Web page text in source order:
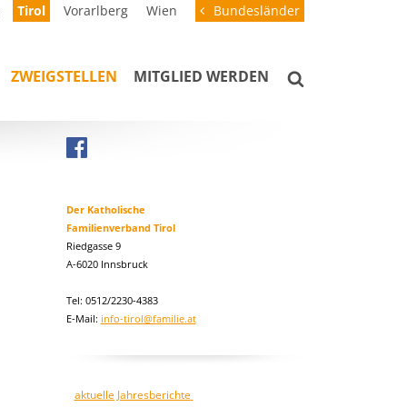
Tirol Vorarlberg Wien Bundesländer
ZWEIGSTELLEN MITGLIED WERDEN
Der Katholische
Familienverband Tirol
Riedgasse 9
A-6020 Innsbruck
Tel: 0512/2230-4383
E-Mail: info-tirol@familie.at
aktuelle Jahresberichte